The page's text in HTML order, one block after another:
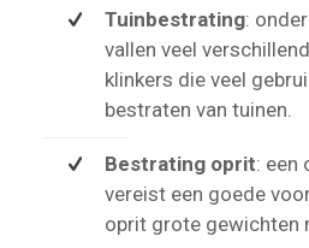
Tuinbestrating:
vallen veel
klinkers die veel
bestraten van tuinen.
Bestrating oprit: een
vereist een goede
oprit grote gewichten